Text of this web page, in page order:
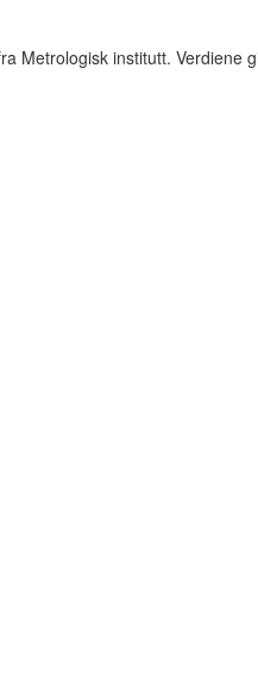
Metrologisk institutt. Verdiene